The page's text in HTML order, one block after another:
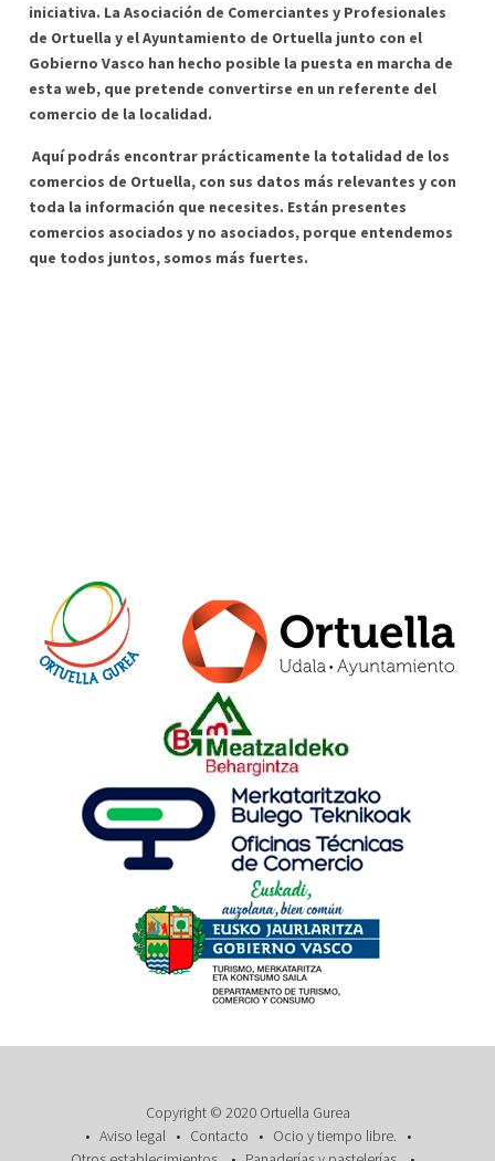
iniciativa. La Asociación de Comerciantes y Profesionales
de Ortuella y el Ayuntamiento de Ortuella junto con el
Gobierno Vasco han hecho posible la puesta en marcha de
esta web, que pretende convertirse en un referente del
comercio de la localidad.
Aquí podrás encontrar prácticamente la totalidad de los
comercios de Ortuella, con sus datos más relevantes y con
toda la información que necesites. Están presentes
comercios asociados y no asociados, porque entendemos
que todos juntos, somos más fuertes.
Copyright © 2020 Ortuella Gurea
Aviso legal
Contacto
Ocio y tiempo libre.